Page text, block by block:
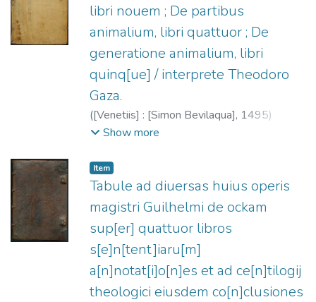
libri nouem ; De partibus
animalium, libri quattuor ; De
generatione animalium, libri
quinq[ue] / interprete Theodoro
Gaza.
([Venetiis] : [Simon Bevilaqua], 1495)
Aristóteles;Gaza, Theodorus, ca. 1400-ca.
Show more
Item
Tabule ad diuersas huius operis
magistri Guilhelmi de ockam
sup[er] quattuor libros
s[e]n[tent]iaru[m]
a[n]notat[i]o[n]es et ad ce[n]tilogij
theologici eiusdem co[n]clusiones